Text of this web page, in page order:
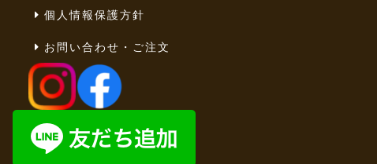
個人情報保護方針
お問い合わせ・ご注文